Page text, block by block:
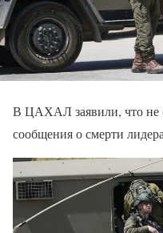
В ЦАХАЛ заявили, что не
сообщения о смерти